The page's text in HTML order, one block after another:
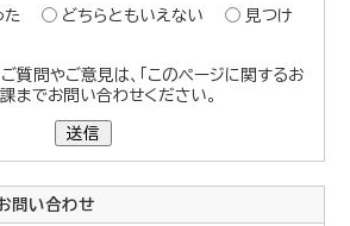
た
どちらともいえない
見つけ
質問やご意見は、「このページに関するお
までお問い合わせください。
送信
問い合わせ